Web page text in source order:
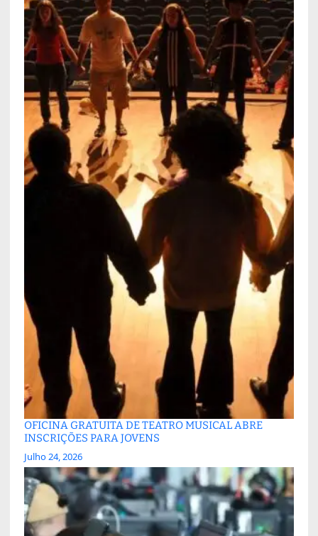
OFICINA GRATUITA DE TEATRO MUSICAL ABRE
INSCRIÇÕES PARA JOVENS
Julho 24, 2026